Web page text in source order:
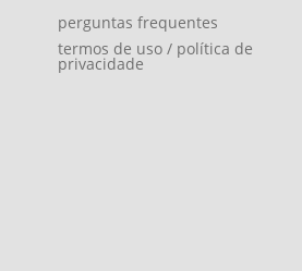
perguntas frequentes
termos de uso / política de
privacidade